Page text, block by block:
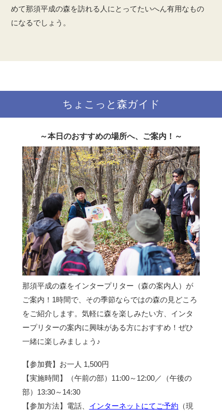
めて那須平成の森を訪れる人にとってたいへん有用なもの
になるでしょう。
ちょこっと森ガイド
～本日のおすすめの場所へ、ご案内！～
那須平成の森をインタープリター（森の案内人）が
ご案内！1時間で、その季節ならではの森の見どころ
をご紹介します。気軽に森を楽しみたい方、インタ
ープリターの案内に興味がある方におすすめ！ぜひ
一緒に楽しみましょう♪
【参加費】お一人 1,500円
【実施時間】（午前の部）11:00～12:00／（午後の
部）13:30～14:30
【参加方法】電話、 インターネットにてご予約 （現